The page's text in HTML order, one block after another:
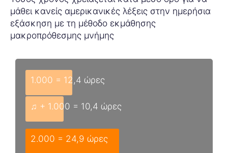
μάθει κανείς αμερικανικές λέξεις στην ημερήσια
εξάσκηση με τη μέθοδο εκμάθησης
μακροπρόθεσμης μνήμης
1.000 = 12,4 ώρες
♫ + 1.000 = 10,4 ώρες
2.000 = 24,9 ώρες